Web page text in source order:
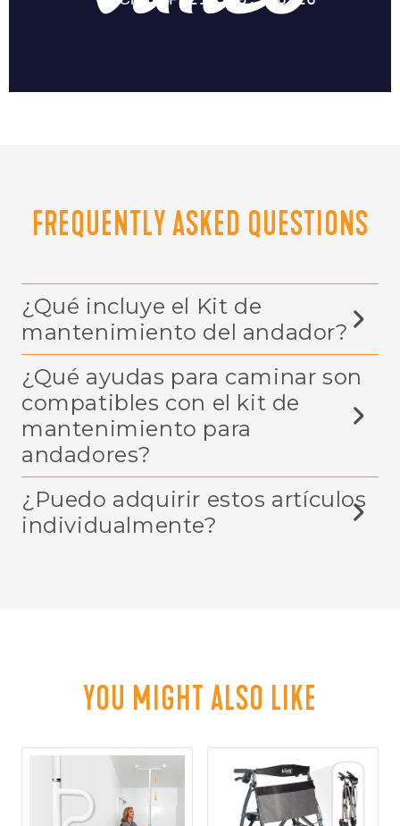
FREQUENTLY ASKED QUESTIONS
¿Qué incluye el Kit de
mantenimiento del andador?
¿Qué ayudas para caminar son
compatibles con el kit de
mantenimiento para
andadores?
¿Puedo adquirir estos artículos
individualmente?
YOU MIGHT ALSO LIKE